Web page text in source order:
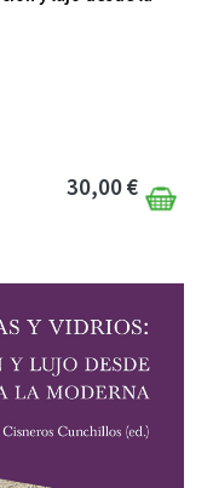
30,00 €